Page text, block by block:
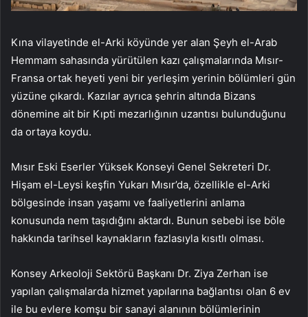
Kına vilayetinde el-Arki köyünde yer alan Şeyh el-Arab
Hemmam sahasında yürütülen kazı çalışmalarında Mısır-
Fransa ortak heyeti yeni bir yerleşim yerinin bölümleri gün
yüzüne çıkardı. Kazılar ayrıca şehrin altında Bizans
dönemine ait bir Kıpti mezarlığının uzantısı bulunduğunu
da ortaya koydu.
Mısır Eski Eserler Yüksek Konseyi Genel Sekreteri Dr.
Hişam el-Leysi keşfin Yukarı Mısır’da, özellikle el-Arki
bölgesinde insan yaşamı ve faaliyetlerini anlama
konusunda nem taşıdığını aktardı. Bunun sebebi ise böle
hakkında tarihsel kaynakların fazlasıyla kısıtlı olması.
Konsey Arkeoloji Sektörü Başkanı Dr. Ziya Zerhan ise
yapılan çalışmalarda hizmet yapılarına bağlantısı olan 6 ev
ile bu evlere komşu bir sanayi alanının bölümlerinin